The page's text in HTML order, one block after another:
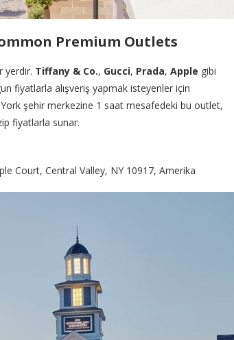
Premium Outlets
yerdir. Tiffany & Co., Gucci, Prada, Apple gibi
fiyatlarla alışveriş yapmak isteyenler için
şehir merkezine 1 saat mesafedeki bu outlet,
fiyatlarla sunar.
Court, Central Valley, NY 10917, Amerika